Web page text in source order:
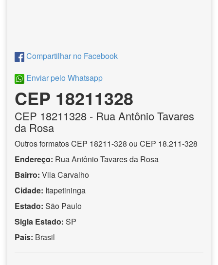
Compartilhar no Facebook
Enviar pelo Whatsapp
CEP 18211328
CEP 18211328 - Rua Antônio Tavares
da Rosa
Outros formatos CEP 18211-328 ou CEP 18.211-328
Endereço: Rua Antônio Tavares da Rosa
Bairro: Vila Carvalho
Cidade: Itapetininga
Estado: São Paulo
Sigla Estado: SP
País: Brasil